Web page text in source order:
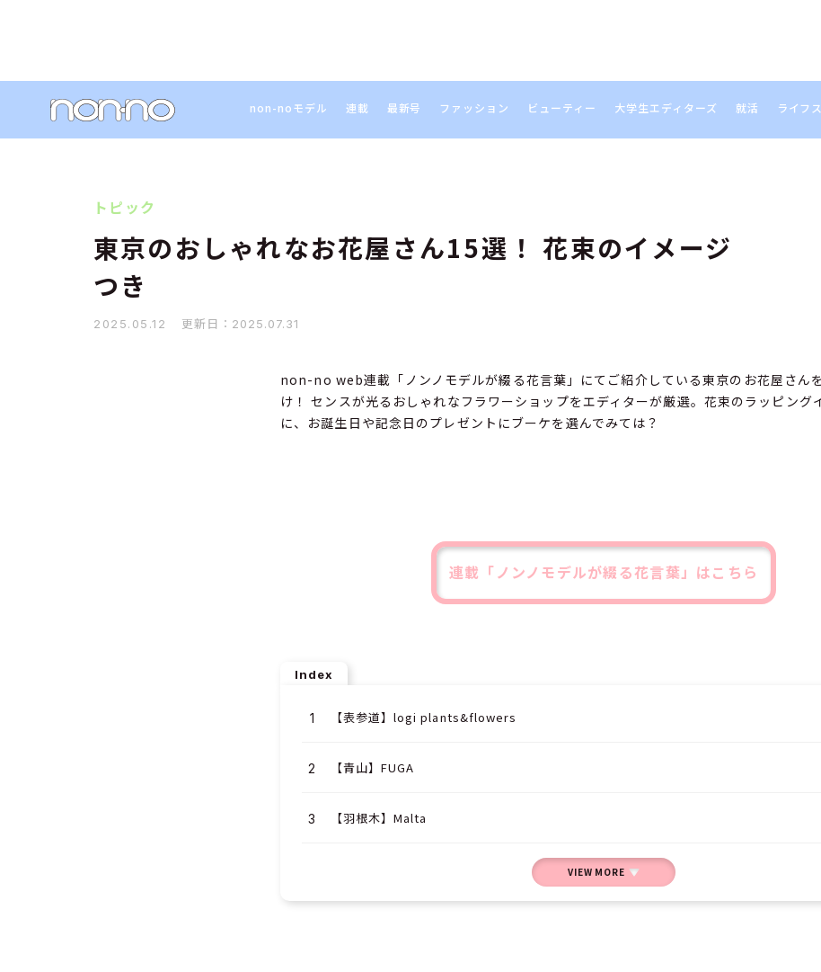
non-noモデル 連載 最新号 ファッション ビューティー 大学生エディターズ 就活 ライフ
トピック
東京のおしゃれなお花屋さん15選！ 花束のイメージ
つき
2025.05.12 更新日： 2025.07.31
non-no web連載「ノンノモデルが綴る花言葉」にてご紹介している東京のお花屋さん
け！ センスが光るおしゃれなフラワーショップをエディターが厳選。花束のラッピング
に、お誕生日や記念日のプレゼントにブーケを選んでみては？
連載「ノンノモデルが綴る花言葉」はこちら
Index
【表参道】logi plants&flowers
【青山】FUGA
【羽根木】Malta
VIEW MORE